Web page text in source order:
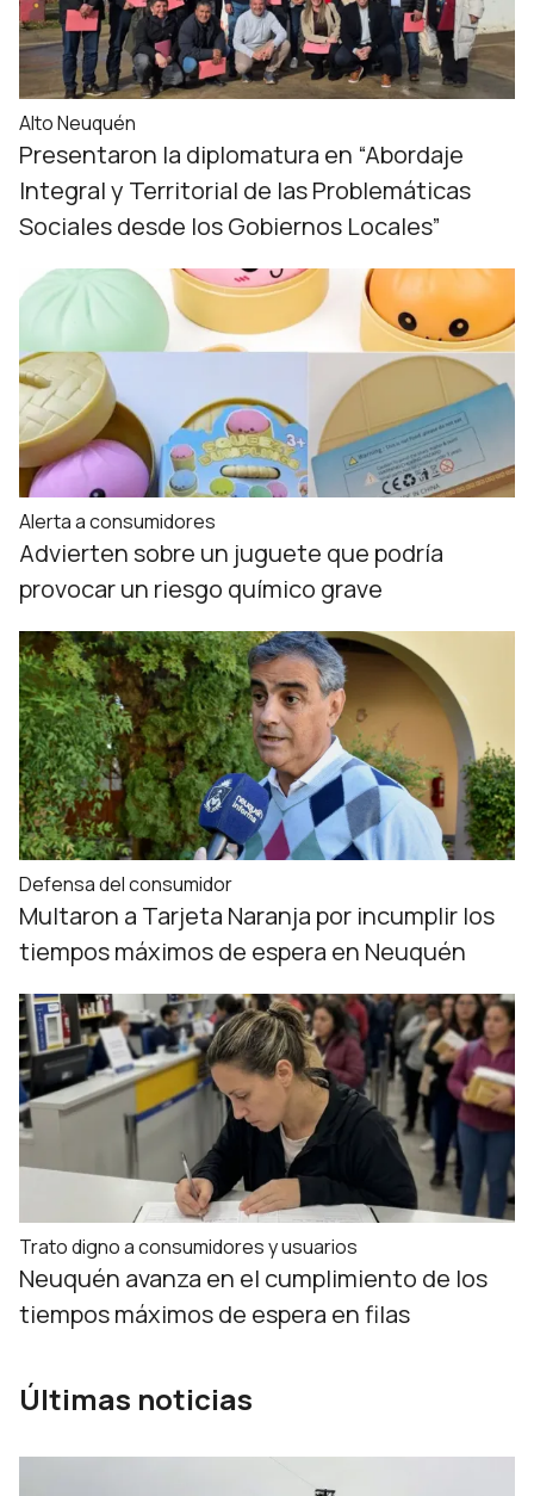
Alto Neuquén
Presentaron la diplomatura en “Abordaje
Integral y Territorial de las Problemáticas
Sociales desde los Gobiernos Locales”
Alerta a consumidores
Advierten sobre un juguete que podría
provocar un riesgo químico grave
Defensa del consumidor
Multaron a Tarjeta Naranja por incumplir los
tiempos máximos de espera en Neuquén
Trato digno a consumidores y usuarios
Neuquén avanza en el cumplimiento de los
tiempos máximos de espera en filas
Últimas noticias